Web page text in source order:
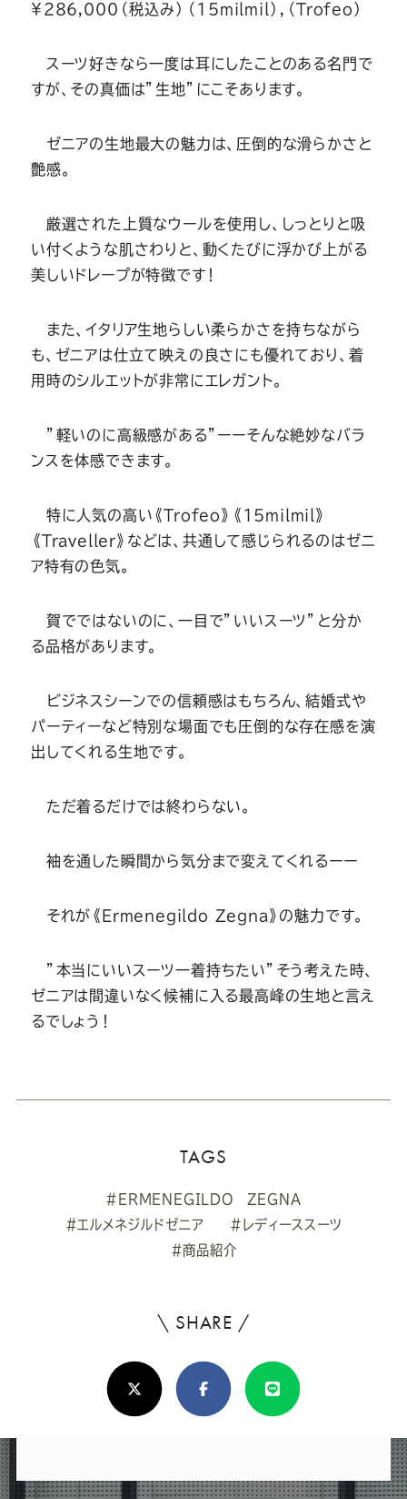
￥286,000（税込み）（15milmil）,（Trofeo）
スーツ好きなら一度は耳にしたことのある名門で
すが、その真価は”生地”にこそあります。
ゼニアの生地最大の魅力は、圧倒的な滑らかさと
艶感。
厳選された上質なウールを使用し、しっとりと吸
い付くような肌さわりと、動くたびに浮かび上がる
美しいドレープが特徴です！
また、イタリア生地らしい柔らかさを持ちながら
も、ゼニアは仕立て映えの良さにも優れており、着
用時のシルエットが非常にエレガント。
”軽いのに高級感がある”ーーそんな絶妙なバラ
ンスを体感できます。
特に人気の高い《Trofeo》《15milmil》
《Traveller》などは、共通して感じられるのはゼニ
ア特有の色気。
賀でではないのに、一目で”いいスーツ”と分か
る品格があります。
ビジネスシーンでの信頼感はもちろん、結婚式や
パーティーなど特別な場面でも圧倒的な存在感を演
出してくれる生地です。
ただ着るだけでは終わらない。
袖を通した瞬間から気分まで変えてくれるーー
それが《Ermenegildo Zegna》の魅力です。
”本当にいいスーツ一着持ちたい”そう考えた時、
ゼニアは間違いなく候補に入る最高峰の生地と言え
るでしょう！
TAGS
#ERMENEGILDO ZEGNA
#エルメネジルドゼニア
#レディーススーツ
#商品紹介
\ SHARE /
ろ
し
け
ば
X(Twitter)FacebookLine